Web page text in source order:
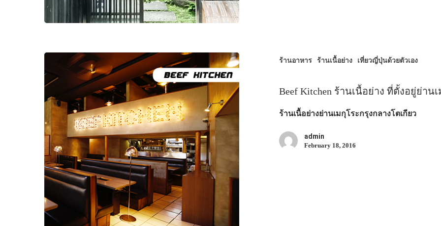
ร้านอาหาร ร้านเนื้อย่าง เที่ยวญี่ปุ่นด้วยตัวเอง
Beef Kitchen ร้านเนื้อย่าง ที่ตั้งอยู่ย่าน
ร้านเนื้อย่างย่านเมกุโระกรุงกลางโตเกียว
admin
February 18, 2016